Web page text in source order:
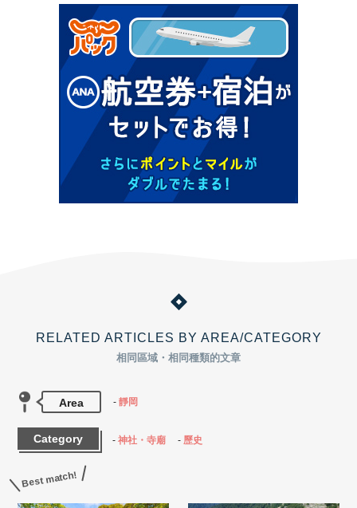
RELATED ARTICLES BY AREA/CATEGORY
相同區域・相同種類的文章
Area 靜岡
Category 神社・寺廟 歷史
Best match!